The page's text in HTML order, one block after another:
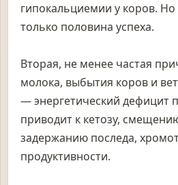
гипокальциемии у коров.
только половина успеха.
Вторая, не менее частая
молока, выбытия коров и
— энергетический дефицит
приводит к кетозу,
задержанию последа,
продуктивности.